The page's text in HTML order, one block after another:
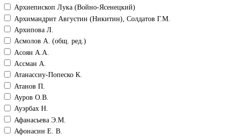
Архиепископ Лука (Войно-Ясенецкий)
Архимандрит Августин (Никитин), Солдатов Г.М.
Архипова Л.
Асмолов А. (общ. ред.)
Асоян А.А.
Ассман А.
Атанассиу-Попеско К.
Атанов П.
Ауров О.В.
Ауэрбах Н.
Афанасьева Э.М.
Афонасин Е. В.